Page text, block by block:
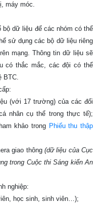
máy móc.
dữ liệu để các nhóm có thể
sử dụng các bộ dữ liệu riêng
mạng. Thông tin dữ liệu sẽ
có thắc mắc, các đội có thể
BTC.
(với 17 trường) của các đối
nhân cụ thể trong thực tế);
khảo trong Phiếu thu thập
giao thông (dữ liệu của Cục
trong Cuộc thi Sáng kiến An
nghiệp:
học sinh, sinh viên…);